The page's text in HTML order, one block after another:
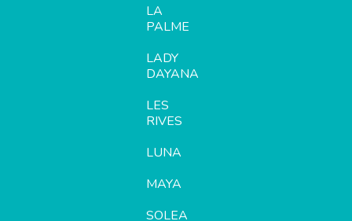
LA
PALME
LADY
DAYANA
LES
RIVES
LUNA
MAYA
SOLEA